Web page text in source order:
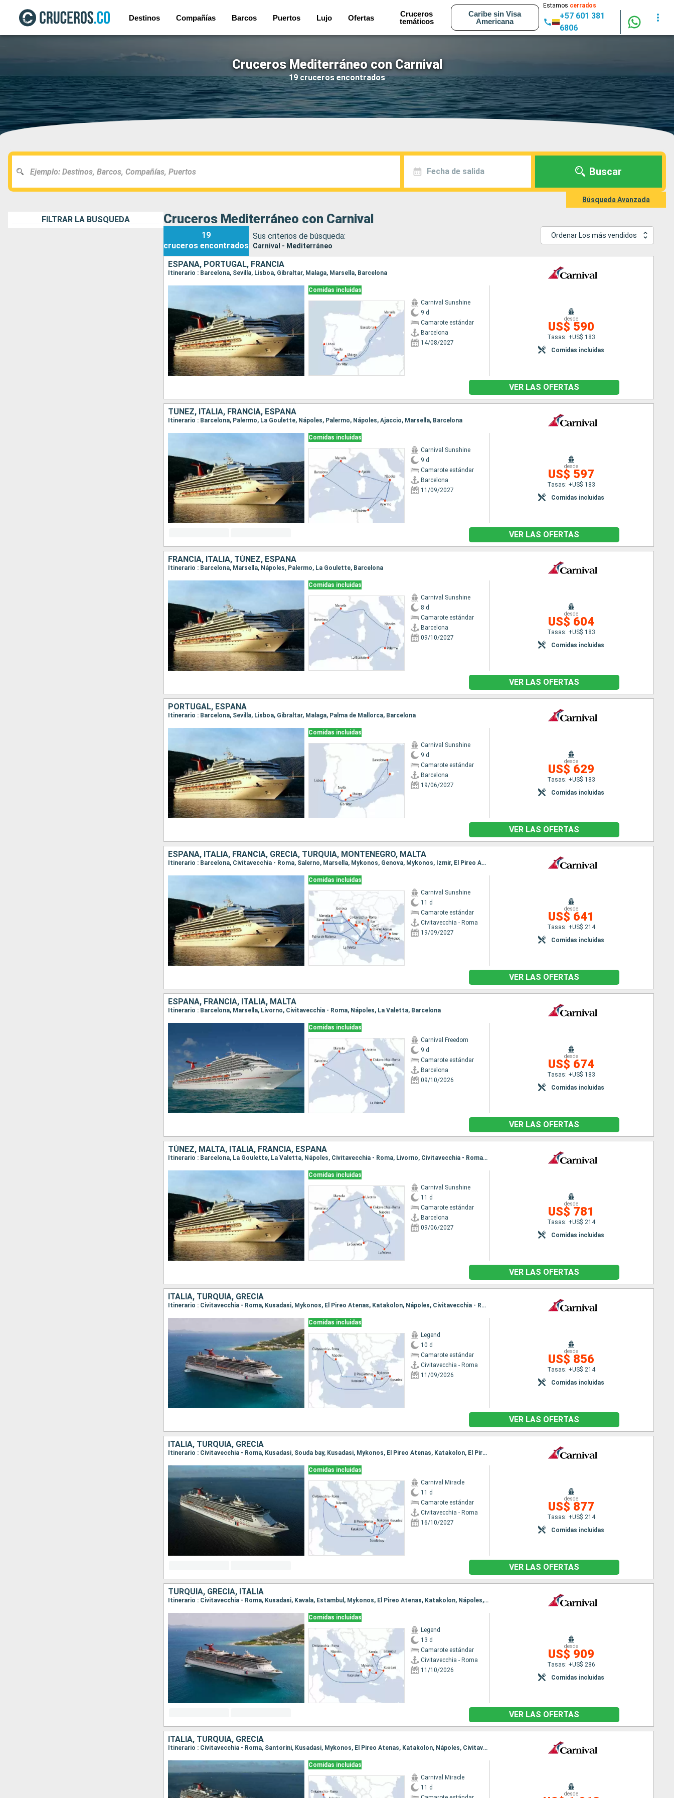
Destinos Compañías Barcos Puertos Lujo Ofertas
Cruceros
temáticos
Caribe sin Visa
Americana
Estamos cerrados
+57 601 381
6806
Cruceros Mediterráneo con Carnival
19 cruceros encontrados
Fecha de salida Buscar
Búsqueda Avanzada
FILTRAR LA BÚSQUEDA Cruceros Mediterráneo con Carnival
19
cruceros encontrados
Sus criterios de búsqueda:
Carnival - Mediterráneo
Ordenar Los más vendidos
ESPAÑA, PORTUGAL, FRANCIA
Itinerario : Barcelona, Sevilla, Lisboa, Gibraltar, Malaga, Marsella, Barcelona
Comidas incluidas
Carnival Sunshine
9 d
Camarote estándar
Barcelona
14/08/2027
desde
US$ 590
Tasas: +US$ 183
Comidas incluidas
VER LAS OFERTAS
TÚNEZ, ITALIA, FRANCIA, ESPAÑA
Itinerario : Barcelona, Palermo, La Goulette, Nápoles, Palermo, Nápoles, Ajaccio, Marsella, Barcelona
Comidas incluidas
Carnival Sunshine
9 d
Camarote estándar
Barcelona
11/09/2027
desde
US$ 597
Tasas: +US$ 183
Comidas incluidas
VER LAS OFERTAS
FRANCIA, ITALIA, TÚNEZ, ESPAÑA
Itinerario : Barcelona, Marsella, Nápoles, Palermo, La Goulette, Barcelona
Comidas incluidas
Carnival Sunshine
8 d
Camarote estándar
Barcelona
09/10/2027
desde
US$ 604
Tasas: +US$ 183
Comidas incluidas
VER LAS OFERTAS
PORTUGAL, ESPAÑA
Itinerario : Barcelona, Sevilla, Lisboa, Gibraltar, Malaga, Palma de Mallorca, Barcelona
Comidas incluidas
Carnival Sunshine
9 d
Camarote estándar
Barcelona
19/06/2027
desde
US$ 629
Tasas: +US$ 183
Comidas incluidas
VER LAS OFERTAS
ESPAÑA, ITALIA, FRANCIA, GRECIA, TURQUÍA, MONTENEGRO, MALTA
Itinerario : Barcelona, Civitavecchia - Roma, Salerno, Marsella, Mykonos, Genova, Mykonos, Izmir, El Pireo Atenas, Corfú, Bar, La Valetta, Bari, La Valetta, Palma de Mallorca, Nápoles, Palma de Mallorca, Barcelona, Civitavecchia - Roma, Barcelona
Comidas incluidas
Carnival Sunshine
11 d
Camarote estándar
Civitavecchia - Roma
19/09/2027
desde
US$ 641
Tasas: +US$ 214
Comidas incluidas
VER LAS OFERTAS
ESPAÑA, FRANCIA, ITALIA, MALTA
Itinerario : Barcelona, Marsella, Livorno, Civitavecchia - Roma, Nápoles, La Valetta, Barcelona
Comidas incluidas
Carnival Freedom
9 d
Camarote estándar
Barcelona
09/10/2026
desde
US$ 674
Tasas: +US$ 183
Comidas incluidas
VER LAS OFERTAS
TÚNEZ, MALTA, ITALIA, FRANCIA, ESPAÑA
Itinerario : Barcelona, La Goulette, La Valetta, Nápoles, Civitavecchia - Roma, Livorno, Civitavecchia - Roma, Livorno, Marsella, Barcelona, Marsella, Barcelona
Comidas incluidas
Carnival Sunshine
11 d
Camarote estándar
Barcelona
09/06/2027
desde
US$ 781
Tasas: +US$ 214
Comidas incluidas
VER LAS OFERTAS
ITALIA, TURQUÍA, GRECIA
Itinerario : Civitavecchia - Roma, Kusadasi, Mykonos, El Pireo Atenas, Katakolon, Nápoles, Civitavecchia - Roma
Comidas incluidas
Legend
10 d
Camarote estándar
Civitavecchia - Roma
11/09/2026
desde
US$ 856
Tasas: +US$ 214
Comidas incluidas
VER LAS OFERTAS
ITALIA, TURQUÍA, GRECIA
Itinerario : Civitavecchia - Roma, Kusadasi, Souda bay, Kusadasi, Mykonos, El Pireo Atenas, Katakolon, El Pireo Atenas, Katakolon, Nápoles, Civitavecchia - Roma, Nápoles, Civitavecchia - Roma
Comidas incluidas
Carnival Miracle
11 d
Camarote estándar
Civitavecchia - Roma
16/10/2027
desde
US$ 877
Tasas: +US$ 214
Comidas incluidas
VER LAS OFERTAS
TURQUÍA, GRECIA, ITALIA
Itinerario : Civitavecchia - Roma, Kusadasi, Kavala, Estambul, Mykonos, El Pireo Atenas, Katakolon, Nápoles, Civitavecchia - Roma
Comidas incluidas
Legend
13 d
Camarote estándar
Civitavecchia - Roma
11/10/2026
desde
US$ 909
Tasas: +US$ 286
Comidas incluidas
VER LAS OFERTAS
ITALIA, TURQUÍA, GRECIA
Itinerario : Civitavecchia - Roma, Santoríni, Kusadasi, Mykonos, El Pireo Atenas, Katakolon, Nápoles, Civitavecchia - Roma
Comidas incluidas
Carnival Miracle
11 d
desde